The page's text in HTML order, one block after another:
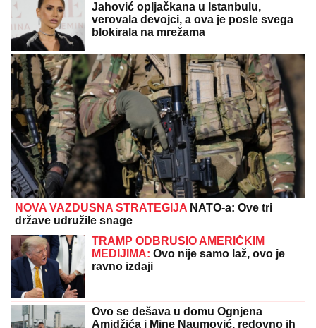
OLUJNI FRONT IDE KA SRBIJI:Stižu jaki udari vetra i
kiša, na udaru će biti prvo ovi delovi naše zemlje
SKANDAL POSLE "ELITE"
Anastasijin otac zvao Borinu
porodicu, pa napravio DAR-MAR!
Tenzije eskalirale u porodični rat, pa
usledio OBRT
Otkriveno koliko je Dragan Stanković
STARIJI OD VERENICE Aleksandre:
Krili mesecima ovaj podatak, sada se
sve saznalo